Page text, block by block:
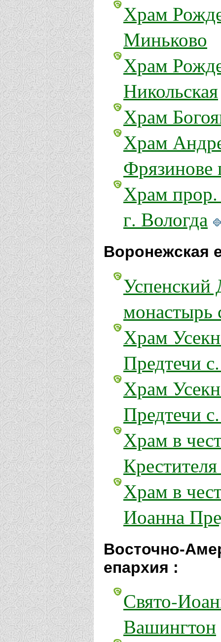
Храм
Миньково
Храм
Никольская
Храм
Храм
Фрязинове
Храм
г. Вологда
Воронежская
Успенский
монастырь
Храм
Предтечи
Храм
Предтечи
Храм в
Храм в
Иоанна
Восточно-
епархия :
Свято-
Вашингтон